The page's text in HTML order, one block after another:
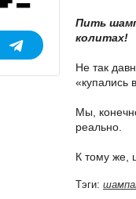
Пить
колитах!
Не так
«купались
Мы,
реально.
К тому же,
Тэги: